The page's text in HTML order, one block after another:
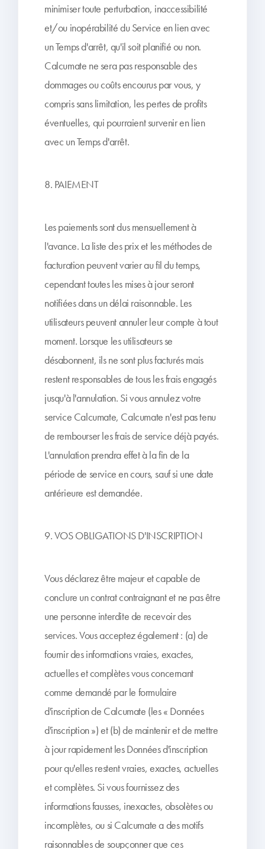
minimiser toute perturbation, inaccessibilité
et/ou inopérabilité du Service en lien avec
un Temps d'arrêt, qu'il soit planifié ou non.
Calcumate ne sera pas responsable des
dommages ou coûts encourus par vous, y
compris sans limitation, les pertes de profits
éventuelles, qui pourraient survenir en lien
avec un Temps d'arrêt.
8. PAIEMENT
Les paiements sont dus mensuellement à
l'avance. La liste des prix et les méthodes de
facturation peuvent varier au fil du temps,
cependant toutes les mises à jour seront
notifiées dans un délai raisonnable. Les
utilisateurs peuvent annuler leur compte à tout
moment. Lorsque les utilisateurs se
désabonnent, ils ne sont plus facturés mais
restent responsables de tous les frais engagés
jusqu'à l'annulation. Si vous annulez votre
service Calcumate, Calcumate n'est pas tenu
de rembourser les frais de service déjà payés.
L'annulation prendra effet à la fin de la
période de service en cours, sauf si une date
antérieure est demandée.
9. VOS OBLIGATIONS D'INSCRIPTION
Vous déclarez être majeur et capable de
conclure un contrat contraignant et ne pas être
une personne interdite de recevoir des
services. Vous acceptez également : (a) de
fournir des informations vraies, exactes,
actuelles et complètes vous concernant
comme demandé par le formulaire
d'inscription de Calcumate (les « Données
d'inscription ») et (b) de maintenir et de mettre
à jour rapidement les Données d'inscription
pour qu'elles restent vraies, exactes, actuelles
et complètes. Si vous fournissez des
informations fausses, inexactes, obsolètes ou
incomplètes, ou si Calcumate a des motifs
raisonnables de soupçonner que ces